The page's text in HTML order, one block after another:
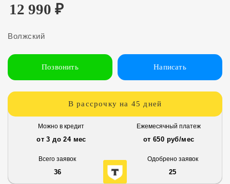
12 990 ₽
Волжский
Позвонить Написать
В рассрочку на 45 дней
Можно в кредит
от 3 до 24 мес
Ежемесячный платеж
от 650 руб/мес
Всего заявок
36
Одобрено заявок
25